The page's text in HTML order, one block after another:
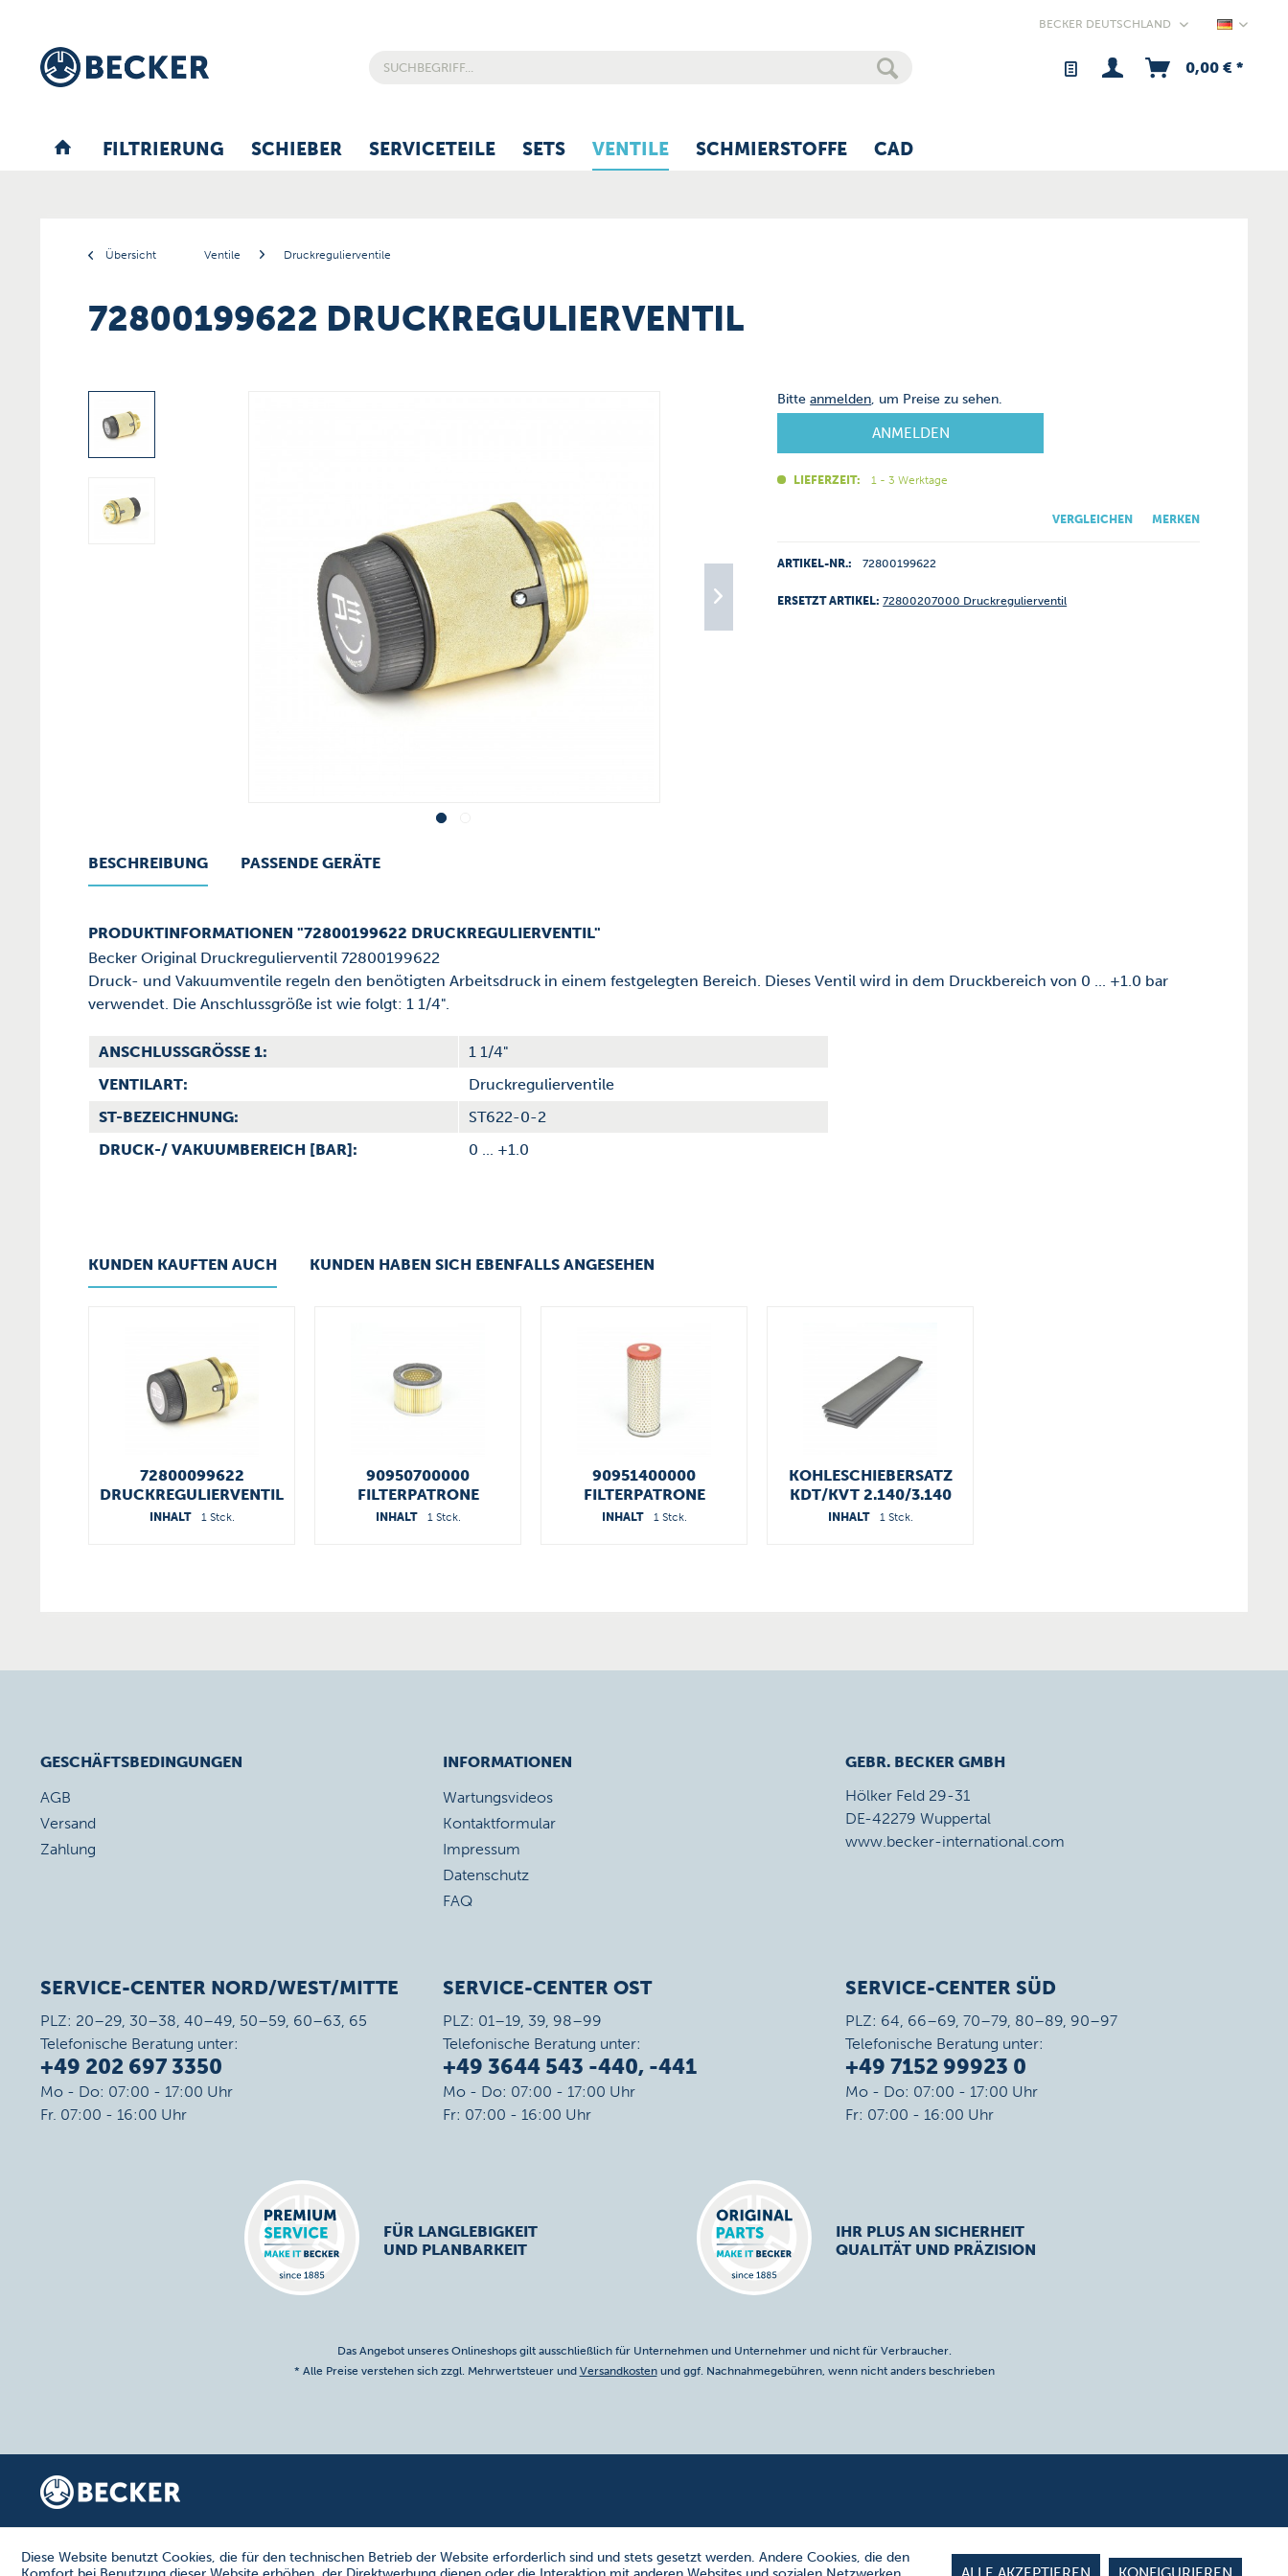
0,00 € *
FILTRIERUNG SCHIEBER SERVICETEILE SETS VENTILE SCHMIERSTOFFE CAD
Übersicht Ventile Druckregulierventile
72800199622 DRUCKREGULIERVENTIL
Bitteanmelden, um Preise zu sehen.
ANMELDEN
LIEFERZEIT: 1 - 3 Werktage
VERGLEICHEN MERKEN
ARTIKEL-NR.: 72800199622
ERSETZT ARTIKEL: 72800207000 Druckregulierventil
BESCHREIBUNG PASSENDE GERÄTE
PRODUKTINFORMATIONEN "72800199622 DRUCKREGULIERVENTIL"
Becker Original Druckregulierventil 72800199622
Druck- und Vakuumventile regeln den benötigten Arbeitsdruck in einem festgelegten Bereich. Dieses Ventil wird in dem Druckbereich von 0 ... +1.0 bar
verwendet. Die Anschlussgröße ist wie folgt: 1 1/4".
ANSCHLUSSGRÖSSE 1:
1 1/4"
VENTILART:
Druckregulierventile
ST-BEZEICHNUNG:
ST622-0-2
DRUCK-/ VAKUUMBEREICH [BAR]:
0 ... +1.0
KUNDEN KAUFTEN AUCH KUNDEN HABEN SICH EBENFALLS ANGESEHEN
72800099622
DRUCKREGULIERVENTIL
INHALT 1 Stck.
90950700000
FILTERPATRONE
INHALT 1 Stck.
90951400000
FILTERPATRONE
INHALT 1 Stck.
KOHLESCHIEBERSATZ
KDT/KVT 2.140/3.140
90133400004
INHALT 1 Stck.
GESCHÄFTSBEDINGUNGEN
AGB
Versand
Zahlung
INFORMATIONEN
Wartungsvideos
Kontaktformular
Impressum
Datenschutz
FAQ
GEBR. BECKER GMBH
Hölker Feld 29-31
DE-42279 Wuppertal
www.becker-international.com
SERVICE-CENTER NORD/WEST/MITTE
PLZ: 20–29, 30–38, 40–49, 50–59, 60–63, 65
Telefonische Beratung unter:
+49 202 697 3350
Mo - Do: 07:00 - 17:00 Uhr
Fr. 07:00 - 16:00 Uhr
SERVICE-CENTER OST
PLZ: 01–19, 39, 98–99
Telefonische Beratung unter:
+49 3644 543 -440, -441
Mo - Do: 07:00 - 17:00 Uhr
Fr: 07:00 - 16:00 Uhr
SERVICE-CENTER SÜD
PLZ: 64, 66–69, 70–79, 80–89, 90–97
Telefonische Beratung unter:
+49 7152 99923 0
Mo - Do: 07:00 - 17:00 Uhr
Fr: 07:00 - 16:00 Uhr
FÜR LANGLEBIGKEIT
UND PLANBARKEIT
IHR PLUS AN SICHERHEIT
QUALITÄT UND PRÄZISION
Das Angebot unseres Onlineshops gilt ausschließlich für Unternehmen und Unternehmer und nicht für Verbraucher.
* Alle Preise verstehen sich zzgl. Mehrwertsteuer und Versandkostenund ggf. Nachnahmegebühren, wenn nicht anders beschrieben
Diese Website benutzt Cookies, die für den technischen Betrieb der Website erforderlich sind und stets gesetzt werden. Andere Cookies, die den